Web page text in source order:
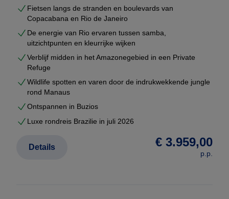
Fietsen langs de stranden en boulevards van
Copacabana en Rio de Janeiro
De energie van Rio ervaren tussen samba,
uitzichtpunten en kleurrijke wijken
Verblijf midden in het Amazonegebied in een Private
Refuge
Wildlife spotten en varen door de indrukwekkende jungle
rond Manaus
Ontspannen in Buzios
Luxe rondreis Brazilie in juli 2026
€ 3.959,00
p.p.
Details